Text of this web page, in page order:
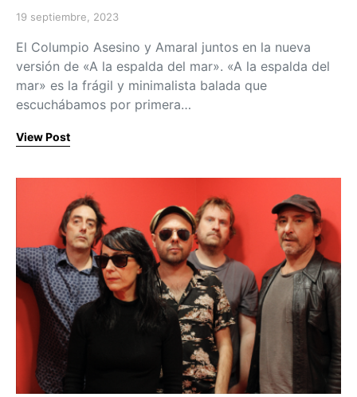
Posted on
19 septiembre, 2023
El Columpio Asesino y Amaral juntos en la nueva
versión de «A la espalda del mar». «A la espalda del
mar» es la frágil y minimalista balada que
escuchábamos por primera…
View Post